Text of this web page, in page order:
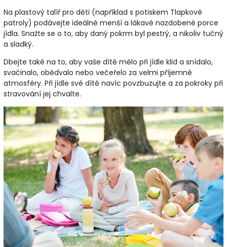
Na plastový talíř pro děti (například s potiskem Tlapkové
patroly) podávejte ideálně menší a lákavě nazdobené porce
jídla. Snažte se o to, aby daný pokrm byl pestrý, a nikoliv tučný
a sladký.
Dbejte také na to, aby vaše dítě mělo při jídle klid a snídalo,
svačinalo, obědvalo nebo večeřelo za velmi příjemné
atmosféry. Při jídle své dítě navíc povzbuzujte a za pokroky při
stravování jej chvalte.